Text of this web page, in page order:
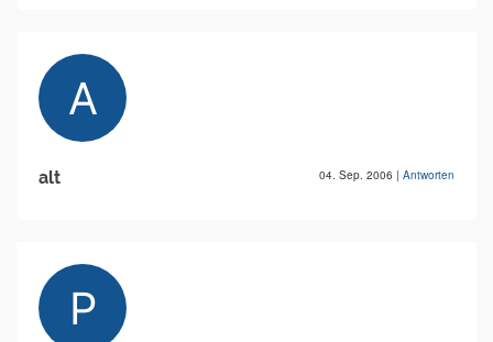
alt 04. Sep. 2006 | Antworten